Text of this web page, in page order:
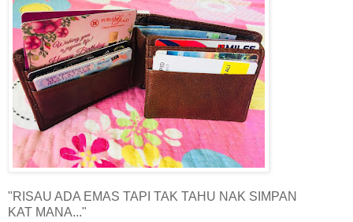
"RISAU ADA EMAS TAPI TAK TAHU NAK SIMPAN
KAT MANA..."